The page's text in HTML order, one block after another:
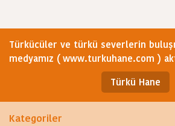
Türkücüler ve türkü severlerin
medyamız ( www.turkuhane.com )
Türkü Hane
Kategoriler